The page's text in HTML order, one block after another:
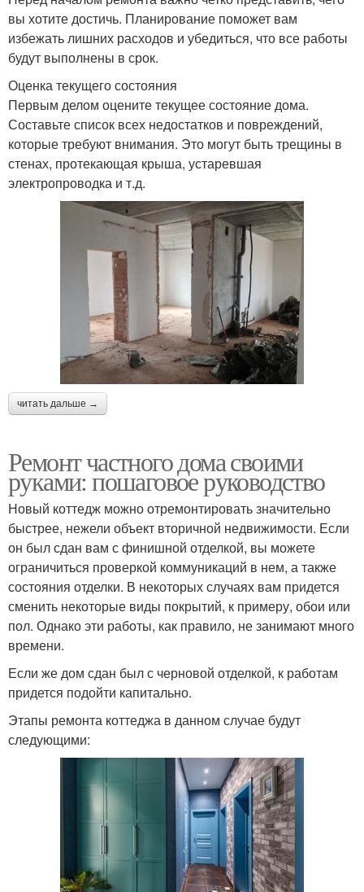
вы хотите достичь. Планирование поможет вам
избежать лишних расходов и убедиться, что все работы
будут выполнены в срок.
Оценка текущего состояния
Первым делом оцените текущее состояние дома.
Составьте список всех недостатков и повреждений,
которые требуют внимания. Это могут быть трещины в
стенах, протекающая крыша, устаревшая
электропроводка и т.д.
читать дальше →
Ремонт частного дома своими
руками: пошаговое руководство
Новый коттедж можно отремонтировать значительно
быстрее, нежели объект вторичной недвижимости. Если
он был сдан вам с финишной отделкой, вы можете
ограничиться проверкой коммуникаций в нем, а также
состояния отделки. В некоторых случаях вам придется
сменить некоторые виды покрытий, к примеру, обои или
пол. Однако эти работы, как правило, не занимают много
времени.
Если же дом сдан был с черновой отделкой, к работам
придется подойти капитально.
Этапы ремонта коттеджа в данном случае будут
следующими: